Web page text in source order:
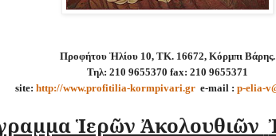
Προφήτου Ἠλίου 10, ΤΚ. 16672, Κόρμπι Βάρης.
Τηλ: 210 9655370 fax: 210 9655371
site: http://www.profitilia-kormpivari.gre-mail : p-elia-
Ἱερῶν Ἀκολουθιῶν